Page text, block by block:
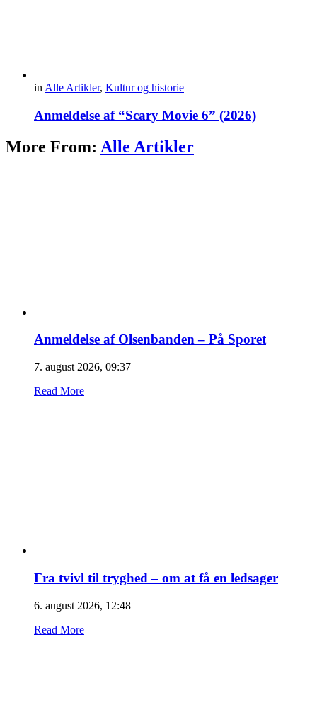
in Alle Artikler, Kultur og historie
Anmeldelse af “Scary Movie 6” (2026)
More From: Alle Artikler
Anmeldelse af Olsenbanden – På Sporet
7. august 2026, 09:37
Read More
Fra tvivl til tryghed – om at få en ledsager
6. august 2026, 12:48
Read More